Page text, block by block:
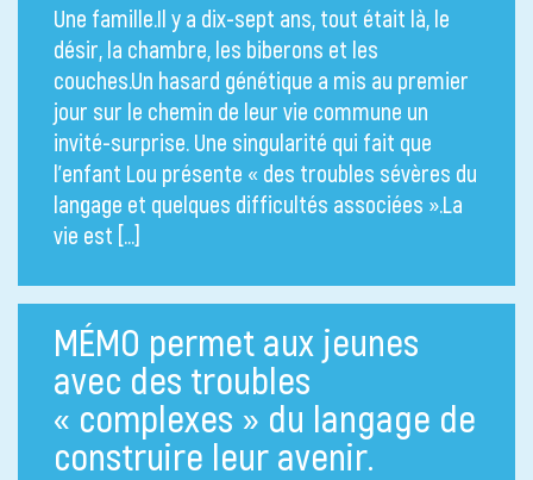
Une famille.Il y a dix-sept ans, tout était là, le
désir, la chambre, les biberons et les
couches.Un hasard génétique a mis au premier
jour sur le chemin de leur vie commune un
invité-surprise. Une singularité qui fait que
l’enfant Lou présente « des troubles sévères du
langage et quelques difficultés associées ».La
vie est […]
MÉMO permet aux jeunes
avec des troubles
« complexes » du langage de
construire leur avenir.